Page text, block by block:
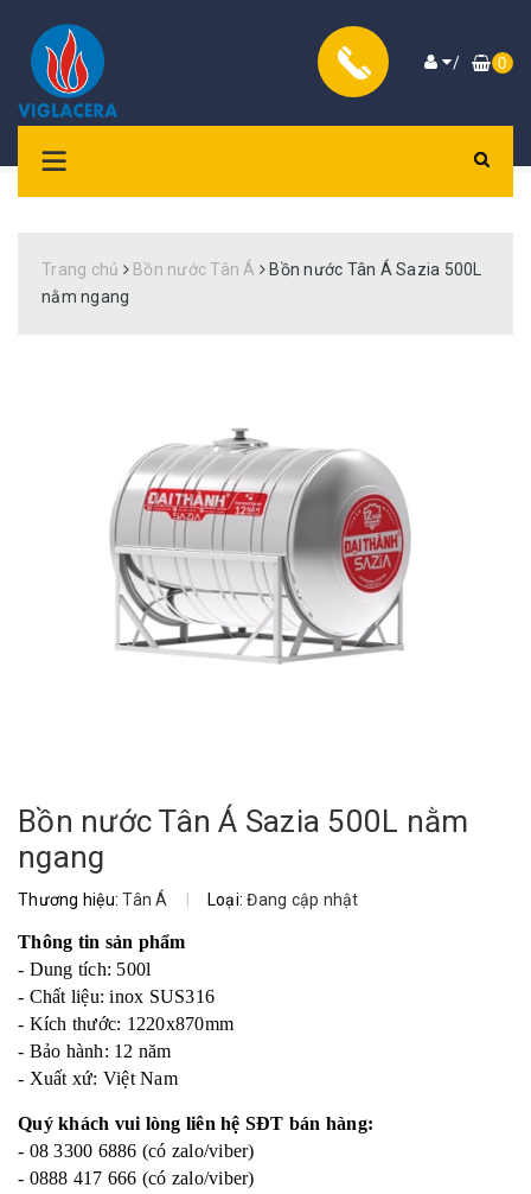
/ 0
Trang chủ Bồn nước Tân Á
Bồn nước Tân Á Sazia 500L
nằm ngang
Bồn nước Tân Á Sazia 500L nằm
ngang
Thương hiệu:Tân Á Loại:Đang cập nhật
Thông tin sản phẩm
- Dung tích: 500l
- Chất liệu: inox SUS316
- Kích thước: 1220x870mm
- Bảo hành: 12 năm
- Xuất xứ: Việt Nam
Quý khách vui lòng liên hệ SĐT bán hàng:
- 08 3300 6886 (có zalo/viber)
- 0888 417 666 (có zalo/viber)